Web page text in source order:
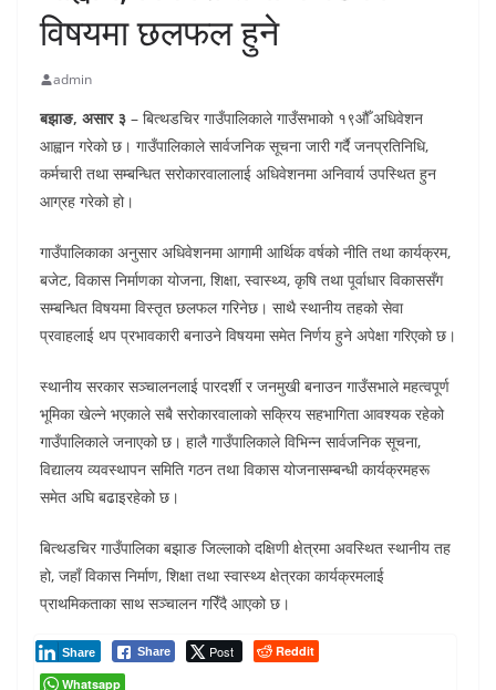
विषयमा छलफल हुने
admin
बझाङ, असार ३ – बित्थडचिर गाउँपालिकाले गाउँसभाको १९औँ अधिवेशन
आह्वान गरेको छ। गाउँपालिकाले सार्वजनिक सूचना जारी गर्दै जनप्रतिनिधि,
कर्मचारी तथा सम्बन्धित सरोकारवालालाई अधिवेशनमा अनिवार्य उपस्थित हुन
आग्रह गरेको हो।
गाउँपालिकाका अनुसार अधिवेशनमा आगामी आर्थिक वर्षको नीति तथा कार्यक्रम,
बजेट, विकास निर्माणका योजना, शिक्षा, स्वास्थ्य, कृषि तथा पूर्वाधार विकाससँग
सम्बन्धित विषयमा विस्तृत छलफल गरिनेछ। साथै स्थानीय तहको सेवा
प्रवाहलाई थप प्रभावकारी बनाउने विषयमा समेत निर्णय हुने अपेक्षा गरिएको छ।
स्थानीय सरकार सञ्चालनलाई पारदर्शी र जनमुखी बनाउन गाउँसभाले महत्वपूर्ण
भूमिका खेल्ने भएकाले सबै सरोकारवालाको सक्रिय सहभागिता आवश्यक रहेको
गाउँपालिकाले जनाएको छ। हालै गाउँपालिकाले विभिन्न सार्वजनिक सूचना,
विद्यालय व्यवस्थापन समिति गठन तथा विकास योजनासम्बन्धी कार्यक्रमहरू
समेत अघि बढाइरहेको छ।
बित्थडचिर गाउँपालिका बझाङ जिल्लाको दक्षिणी क्षेत्रमा अवस्थित स्थानीय तह
हो, जहाँ विकास निर्माण, शिक्षा तथा स्वास्थ्य क्षेत्रका कार्यक्रमलाई
प्राथमिकताका साथ सञ्चालन गरिँदै आएको छ।
Share Post
Share
Reddit
Whatsapp